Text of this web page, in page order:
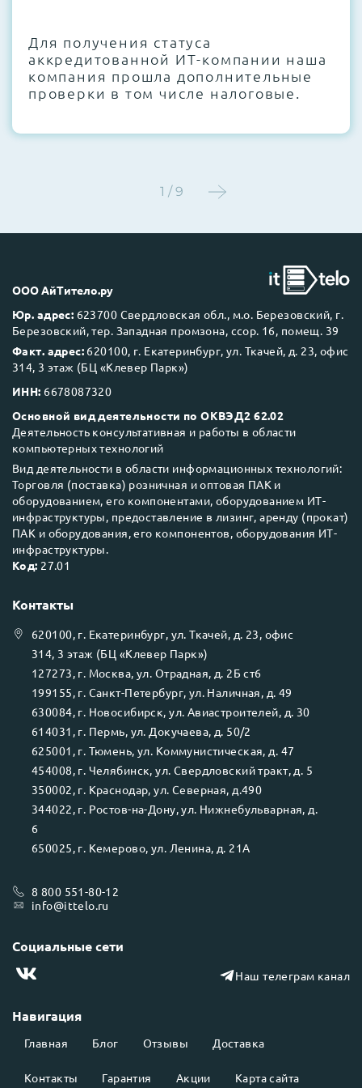
Этап 4:Стресс-тестирование под 100%
нагрузкой в течение 72 часов для
проверки стабильности всех подсистем
Next Business Day (NBD)
Для получения статуса
аккредитованной ИТ-компании наша
компания прошла дополнительные
проверки в том числе налоговые.
1 / 9
ООО АйТитело.ру
Юр. адрес: 623700 Свердловская обл., м.о. Березовский, г.
Березовский, тер. Западная промзона, ссор. 16, помещ. 39
Факт. адрес: 620100, г. Екатеринбург, ул. Ткачей, д. 23, офис
314, 3 этаж (БЦ «Клевер Парк»)
ИНН: 6678087320
Основной вид деятельности по ОКВЭД2 62.02
Деятельность консультативная и работы в области
компьютерных технологий
Вид деятельности в области информационных технологий:
Торговля (поставка) розничная и оптовая ПАК и
оборудованием, его компонентами, оборудованием ИТ-
инфраструктуры, предоставление в лизинг, аренду (прокат)
ПАК и оборудования, его компонентов, оборудования ИТ-
инфраструктуры.
Код: 27.01
Навигация
Главная Блог Отзывы Доставка
Контакты Гарантия Акции Карта сайта
Контакты
620100, г. Екатеринбург, ул.Ткачей, д. 23, офис
314, 3 этаж (БЦ «Клевер Парк»)
127273, г. Москва, ул. Отрадная, д. 2Б ст6
199155, г. Санкт-Петербург, ул. Наличная, д. 49
630084, г. Новосибирск, ул. Авиастроителей, д. 30
614031 , г. Пермь, ул. Докучаева, д. 50/2
625001 , г. Тюмень, ул. Коммунистическая, д. 47
454008, г. Челябинск, ул. Свердловский тракт, д. 5
350002, г. Краснодар, ул. Северная, д.490
344022, г. Ростов-на-Дону, ул. Нижнебульварная, д.
6
650025, г. Кемерово, ул. Ленина, д. 21А
8 800 551-80-12
info@ittelo.ru
Социальные сети
Наш телеграм канал